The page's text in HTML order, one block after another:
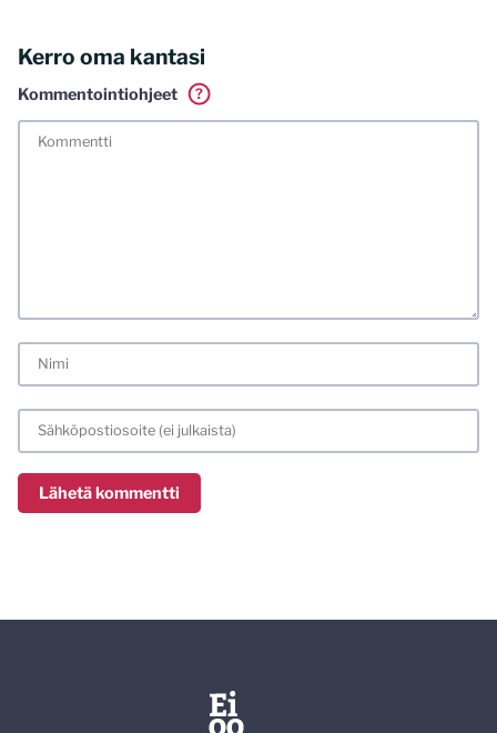
Kerro oma kantasi
Kommentointiohjeet
?
meiliosoitteen. Minua ja mielipiteitäni saa ilman muuta